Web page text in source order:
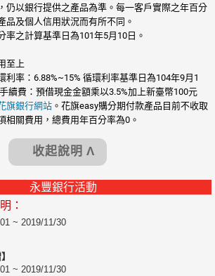
仍以銀行提供之產品為準。每一客戶實際之年百分
品及個人信用狀況而有所不同。
率之計算基準日為101年5月10日。
至上
利率：6.88%~15% 循環利率基準日為104年9月1
續費：預借現金金額乘以3.5%加上新臺幣100元
旗銀行網站 。花旗easy購分期付款產品目前不收取
相關費用，總費用年百分率為0。
收起說明 Λ
永豐銀行活動
：
~ 2019/11/30
~ 2019/11/30